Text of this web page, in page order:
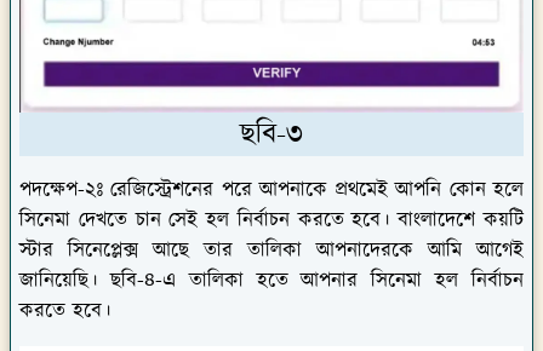
ছবি-৩
পদক্ষেপ-২ঃরেজিস্ট্রেশনের পরে আপনাকে প্রথমেই আপনি কোন হলে
সিনেমা দেখতে চান সেই হল নির্বাচন করতে হবে। বাংলাদেশে কয়টি
স্টার সিনেপ্লেক্স আছে তার তালিকা আপনাদেরকে আমি আগেই
জানিয়েছি। ছবি-৪-এ তালিকা হতে আপনার সিনেমা হল নির্বাচন
করতে হবে।